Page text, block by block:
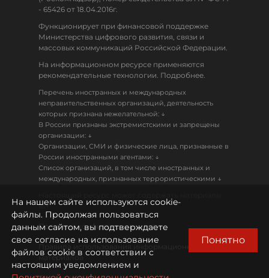
- 65426 от 18.04.2016г.
Функционирует при финансовой поддержке
Министерства цифрового развития, связи и
массовых коммуникаций Российской Федерации.
На информационном ресурсе применяются
рекомендательные технологии. Подробнее.
Перечень иностранных и международных
неправительственных организаций, деятельность
которых признана нежелательной: ↓
В России признаны экстремистскими и запрещены
организации: ↓
Организации, СМИ и физические лица, признанные в
России иностранными агентами: ↓
Список организаций, в том числе иностранных и
международных, признанных террористическими ↓
18+
Политика конфиденциальности
Правила использования информационных
материалов
На нашем сайте используются cookie-
файлы. Продолжая пользоваться
данным сайтом, вы подтверждаете
свое согласие на использование
файлов cookie в соответствии с
настоящим уведомлением и
Понятно